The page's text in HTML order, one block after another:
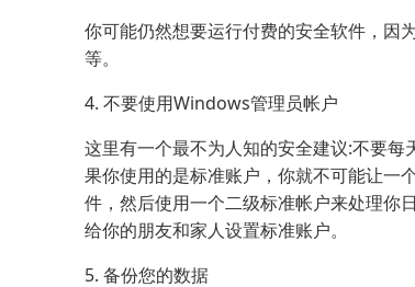
你可能仍然想要运行付费的安全软件，
等。
4. 不要使用Windows管理员帐户
这里有一个最不为人知的安全建议:不要
果你使用的是标准账户，你就不可能让一
件，然后使用一个二级标准帐户来处理你
给你的朋友和家人设置标准账户。
5. 备份您的数据